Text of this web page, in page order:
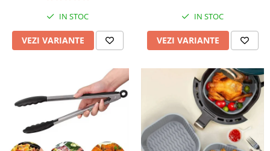
IN STOC
VEZI VARIANTE
IN STOC
VEZI VARIANTE